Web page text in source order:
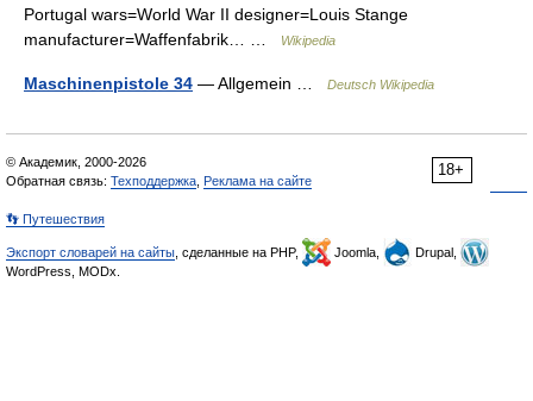
Portugal wars=World War II designer=Louis Stange
manufacturer=Waffenfabrik… …
Wikipedia
Maschinenpistole 34 — Allgemein … Deutsch Wikipedia
18+
© Академик, 2000-2026
Обратная связь: Техподдержка Реклама на сайте
👣 Путешествия
Экспорт словарей на сайты , сделанные на PHP, Joomla,
Drupal,
WordPress, MODx.